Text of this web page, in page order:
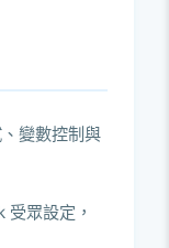
變數控制與
眾設定，